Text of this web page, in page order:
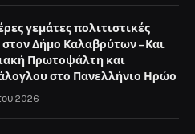
γεμάτες πολιτιστικές
στον Δήμο Καλαβρύτων – Και
Πρωτοψάλτη και
στο Πανελλήνιο Ηρώο
2026